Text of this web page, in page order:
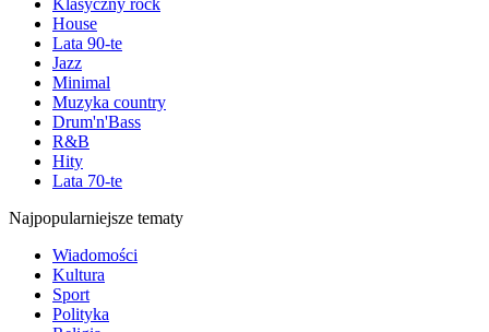
Klasyczny rock
House
Lata 90-te
Jazz
Minimal
Muzyka country
Drum'n'Bass
R&B
Hity
Lata 70-te
Najpopularniejsze tematy
Wiadomości
Kultura
Sport
Polityka